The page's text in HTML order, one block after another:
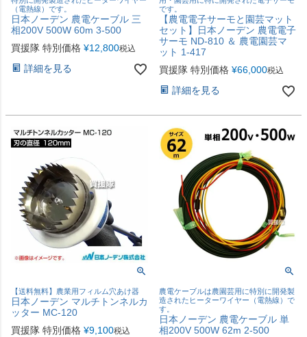
（電熱線）です。
日本ノーデン 農電ケーブル 三
相200V 500W 60m 3-500
買援隊 特別価格 ¥12,800税込
詳細を見る
です。
【農電電子サーモと園芸マット
セット】日本ノーデン 農電電子
サーモ ND-810 ＆ 農電園芸マ
ット 1-417
買援隊 特別価格 ¥66,000税込
詳細を見る
【送料無料】農業用フィルム穴あけ器
日本ノーデン マルチトンネルカ
ッター MC-120
買援隊 特別価格 ¥9,100税込
農電ケーブルは農園芸用に特別に開発製
造されたヒーターワイヤー（電熱線）で
す。
日本ノーデン 農電ケーブル 単
相200V 500W 62m 2-500